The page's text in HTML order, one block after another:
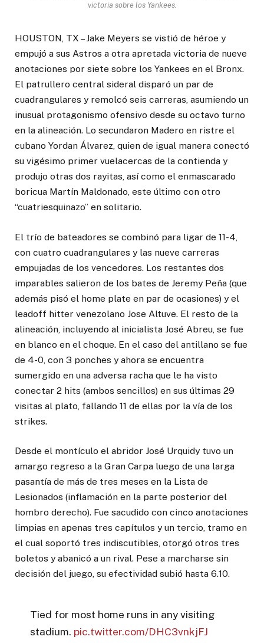
victoria sobre los Yankees.
HOUSTON, TX – Jake Meyers se vistió de héroe y
empujó a sus Astros a otra apretada victoria de nueve
anotaciones por siete sobre los Yankees en el Bronx.
El patrullero central sideral disparó un par de
cuadrangulares y remolcó seis carreras, asumiendo un
inusual protagonismo ofensivo desde su octavo turno
en la alineación. Lo secundaron Madero en ristre el
cubano Yordan Álvarez, quien de igual manera conectó
su vigésimo primer vuelacercas de la contienda y
produjo otras dos rayitas, así como el enmascarado
boricua Martín Maldonado, este último con otro
“cuatriesquinazo” en solitario.
El trío de bateadores se combinó para ligar de 11-4,
con cuatro cuadrangulares y las nueve carreras
empujadas de los vencedores. Los restantes dos
imparables salieron de los bates de Jeremy Peña (que
además pisó el home plate en par de ocasiones) y el
leadoff hitter venezolano Jose Altuve. El resto de la
alineación, incluyendo al inicialista José Abreu, se fue
en blanco en el choque. En el caso del antillano se fue
de 4-0, con 3 ponches y ahora se encuentra
sumergido en una adversa racha que le ha visto
conectar 2 hits (ambos sencillos) en sus últimas 29
visitas al plato, fallando 11 de ellas por la vía de los
strikes.
Desde el montículo el abridor José Urquidy tuvo un
amargo regreso a la Gran Carpa luego de una larga
pasantía de más de tres meses en la Lista de
Lesionados (inflamación en la parte posterior del
hombro derecho). Fue sacudido con cinco anotaciones
limpias en apenas tres capítulos y un tercio, tramo en
el cual soportó tres indiscutibles, otorgó otros tres
boletos y abanicó a un rival. Pese a marcharse sin
decisión del juego, su efectividad subió hasta 6.10.
Tied for most home runs in any visiting
stadium. pic.twitter.com/DHC3vnkjFJ